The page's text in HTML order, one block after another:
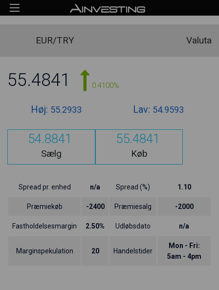
EUR/TRY Valuta
55.4841 0.4100%
Høj: 55.2933 Lav: 54.9593
54.8841
Sælg
55.4841
Køb
Spread pr. enhed n/a Spread (%) 1.10
Præmiekøb -2400 Præmiesalg -2000
Fastholdelsesmargin 2.50% Udløbsdato n/a
Marginspekulation 20 Handelstider
Mon - Fri:
5am - 4pm